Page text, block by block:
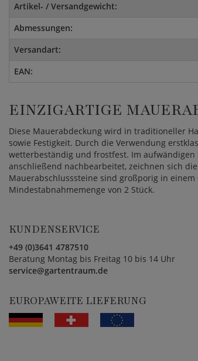
Artikel- / Versandgewicht:
Abmessungen:
Versandart:
EAN:
EINZIGARTIGE
Diese Mauerabdeckung wird in traditioneller
sowie Festigkeit. Durch die Verwendung
wetterbeständig und frostfest. Im
anschließend nachbearbeitet, zeichnen sich
Mauerabschlusssteine sind großporig in
Mindestabnahmemenge von 2 Stück.
KUNDENSERVICE
+49 (0)3641 4787510
Beratung Montag bis Freitag 10 bis 14 Uhr
service@gartentraum.de
EUROPAWEITE LIEFERUNG